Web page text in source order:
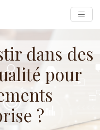
dans des
pour
?